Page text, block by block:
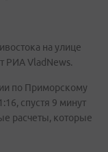
на улице
РИА VladNews.
по Приморскому
спустя 9 минут
расчеты, которые